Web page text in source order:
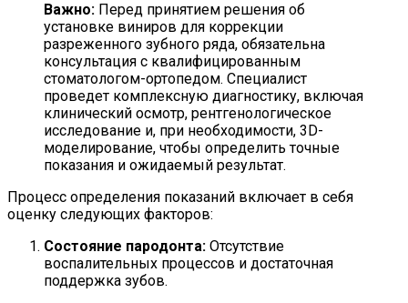
Важно: Перед принятием решения об
установке виниров для коррекции
разреженного зубного ряда, обязательна
консультация с квалифицированным
стоматологом-ортопедом. Специалист
проведет комплексную диагностику, включая
клинический осмотр, рентгенологическое
исследование и, при необходимости, 3D-
моделирование, чтобы определить точные
показания и ожидаемый результат.
Процесс определения показаний включает в себя
оценку следующих факторов:
Состояние пародонта: Отсутствие
воспалительных процессов и достаточная
поддержка зубов.